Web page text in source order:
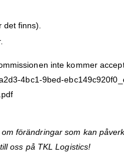
det finns).
inte kommer
4bc1-9bed-
förändringar som kan
oss på TKL Logistics!